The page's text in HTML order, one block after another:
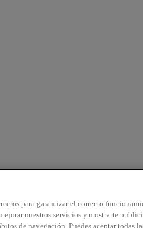
para garantizar el correcto
nuestros servicios y mostrarte
de navegación. Puedes aceptar todas